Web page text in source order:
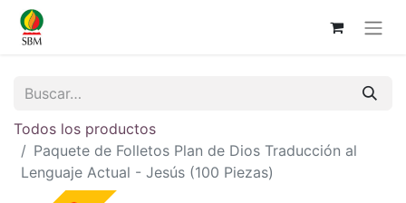
Todos los productos
Paquete de Folletos Plan de Dios Traducción al
Lenguaje Actual - Jesús (100 Piezas)